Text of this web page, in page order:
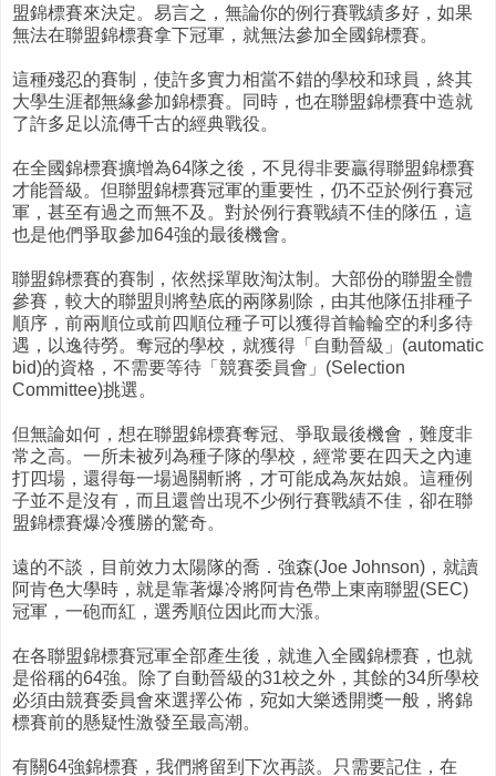
盟錦標賽來決定。易言之，無論你的例行賽戰績多好，如果
無法在聯盟錦標賽拿下冠軍，就無法參加全國錦標賽。
這種殘忍的賽制，使許多實力相當不錯的學校和球員，終其
大學生涯都無緣參加錦標賽。同時，也在聯盟錦標賽中造就
了許多足以流傳千古的經典戰役。
在全國錦標賽擴增為64隊之後，不見得非要贏得聯盟錦標賽
才能晉級。但聯盟錦標賽冠軍的重要性，仍不亞於例行賽冠
軍，甚至有過之而無不及。對於例行賽戰績不佳的隊伍，這
也是他們爭取參加64強的最後機會。
聯盟錦標賽的賽制，依然採單敗淘汰制。大部份的聯盟全體
參賽，較大的聯盟則將墊底的兩隊剔除，由其他隊伍排種子
順序，前兩順位或前四順位種子可以獲得首輪輪空的利多待
遇，以逸待勞。奪冠的學校，就獲得「自動晉級」(automatic
bid)的資格，不需要等待「競賽委員會」(Selection
Committee)挑選。
但無論如何，想在聯盟錦標賽奪冠、爭取最後機會，難度非
常之高。一所未被列為種子隊的學校，經常要在四天之內連
打四場，還得每一場過關斬將，才可能成為灰姑娘。這種例
子並不是沒有，而且還曾出現不少例行賽戰績不佳，卻在聯
盟錦標賽爆冷獲勝的驚奇。
遠的不談，目前效力太陽隊的喬．強森(Joe Johnson)，就讀
阿肯色大學時，就是靠著爆冷將阿肯色帶上東南聯盟(SEC)
冠軍，一砲而紅，選秀順位因此而大漲。
在各聯盟錦標賽冠軍全部產生後，就進入全國錦標賽，也就
是俗稱的64強。除了自動晉級的31校之外，其餘的34所學校
必須由競賽委員會來選擇公佈，宛如大樂透開獎一般，將錦
標賽前的懸疑性激發至最高潮。
有關64強錦標賽，我們將留到下次再談。只需要記住，在